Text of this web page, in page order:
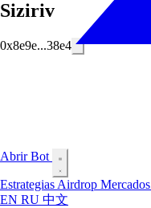
Abrir Bot
Estrategias Airdrop Mercados
EN RU 中文
Siziriv
0x8e9e...38e4